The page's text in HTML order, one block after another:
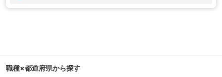
職種×都道府県から探す